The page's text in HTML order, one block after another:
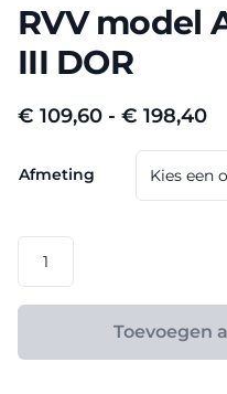
RVV model
III DOR
€ 109,60 - € 198,40
€
€
Afmeting
model
A0130zb
III
Toevoegen